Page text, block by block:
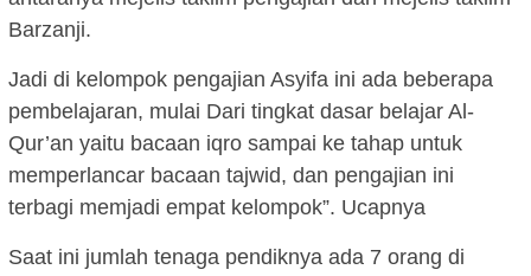
Barzanji.
Jadi di kelompok pengajian Asyifa ini ada beberapa
pembelajaran, mulai Dari tingkat dasar belajar Al-
Qur’an yaitu bacaan iqro sampai ke tahap untuk
memperlancar bacaan tajwid, dan pengajian ini
terbagi memjadi empat kelompok”. Ucapnya
Saat ini jumlah tenaga pendiknya ada 7 orang di